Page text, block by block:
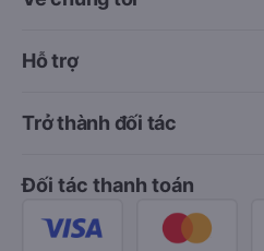
Hỗ trợ
Trở thành đối tác
Đối tác thanh toán